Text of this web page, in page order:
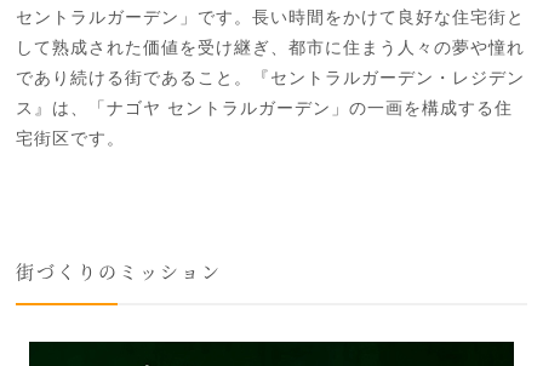
セントラルガーデン」です。長い時間をかけて良好な住宅街と
して熟成された価値を受け継ぎ、都市に住まう人々の夢や憧れ
であり続ける街であること。『セントラルガーデン・レジデン
ス』は、「ナゴヤ セントラルガーデン」の一画を構成する住
宅街区です。
街づくりのミッション